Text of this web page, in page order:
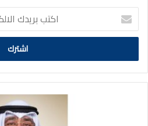
اكتب
بريدك
الالكتروني